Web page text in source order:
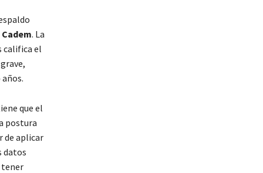
. La
califica el
que el
postura
de aplicar
datos
tener